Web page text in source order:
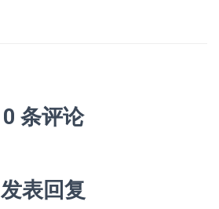
0 条评论
发表回复